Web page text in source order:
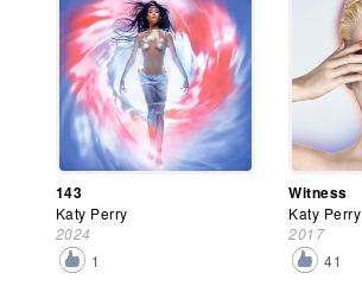
143
Katy Perry
2024
1
Witness
Katy Perry
2017
41